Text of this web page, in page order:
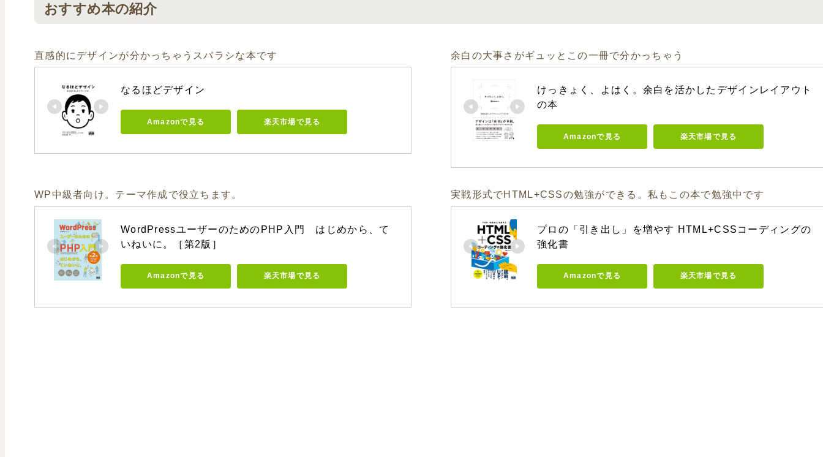
おすすめ本の紹介
直感的にデザインが分かっちゃうスバラシな本です
なるほどデザイン
Amazonで見る 楽天市場で見る
余白の大事さがギュッとこの一冊で分かっちゃう
けっきょく、よはく。余白を活かしたデザインレイアウト
の本
Amazonで見る 楽天市場で見る
WP中級者向け。テーマ作成で役立ちます。
WordPressユーザーのためのPHP入門　はじめから、て
いねいに。［第2版］
Amazonで見る 楽天市場で見る
実戦形式でHTML+CSSの勉強ができる。私もこの本で勉強中です
プロの「引き出し」を増やす HTML+CSSコーディングの
強化書
Amazonで見る 楽天市場で見る